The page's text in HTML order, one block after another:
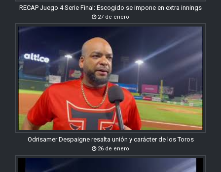
RECAP Juego 4 Serie Final: Escogido se impone en extra innings
27 de enero
Odrisamer Despaigne resalta unión y carácter de los Toros
26 de enero